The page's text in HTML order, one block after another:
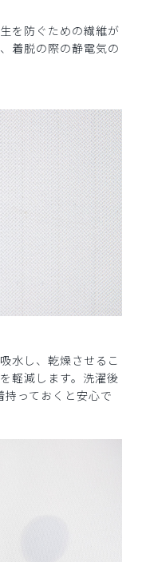
を防ぐための繊維が
着脱の際の静電気の
水し、乾燥させるこ
軽減します。洗濯後
持っておくと安心で